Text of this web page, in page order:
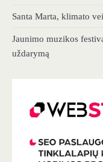
Santa Marta, klimato
Jaunimo muzikos
uždarymą